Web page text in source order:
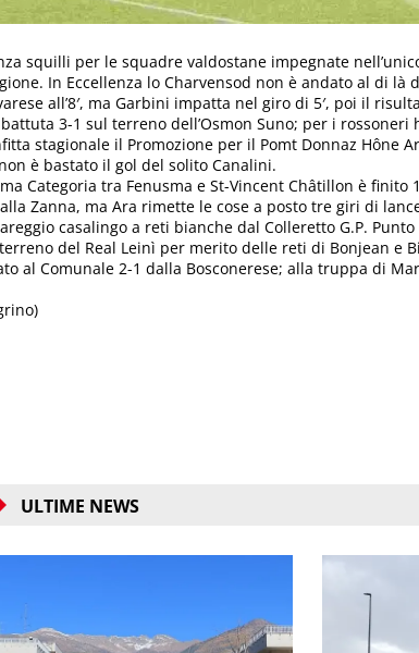
squilli per le squadre valdostane impegnate
In Eccellenza lo Charvensod non è andato al di là
all’8′, ma Garbini impatta nel giro di 5′, poi il
battuta 3-1 sul terreno dell’Osmon Suno; per i rossoneri
stagionale il Promozione per il Pomt Donnaz Hône
è bastato il gol del solito Canalini.
Categoria tra Fenusma e St-Vincent Châtillon è finito
Zanna, ma Ara rimette le cose a posto tre giri di
casalingo a reti bianche dal Colleretto G.P.
del Real Leinì per merito delle reti di Bonjean e
al Comunale 2-1 dalla Bosconerese; alla truppa di
ULTIME NEWS